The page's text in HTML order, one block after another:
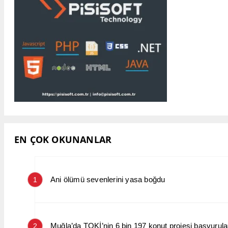
EN ÇOK OKUNANLAR
1 Ani ölümü sevenlerini yasa boğdu
2 Muğla’da TOKİ’nin 6 bin 197 konut projesi